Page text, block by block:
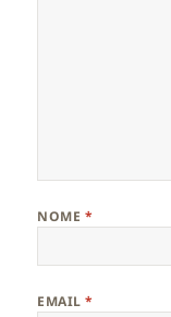
NOME *
EMAIL*